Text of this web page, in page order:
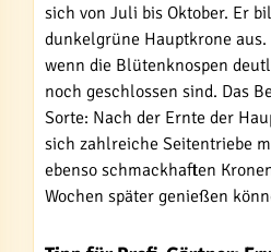
sich von Juli bis Oktober. Er
dunkelgrüne Hauptkrone
wenn die Blütenknospen
noch geschlossen sind. Das
Sorte: Nach der Ernte der
sich zahlreiche Seitentriebe
ebenso schmackhaften
Wochen später genießen